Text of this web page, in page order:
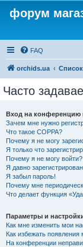
форум
FAQ
orchids.ua
Часто
Вход на конференцию
Зачем мне нужно
Что такое COPPA?
Почему я не могу
Я только что
Почему я не могу войти?
Я давно
Я забыл пароль!
Почему мне
Что делает функция
Параметры и
Как мне изменить мои
Как избежать
На конференции